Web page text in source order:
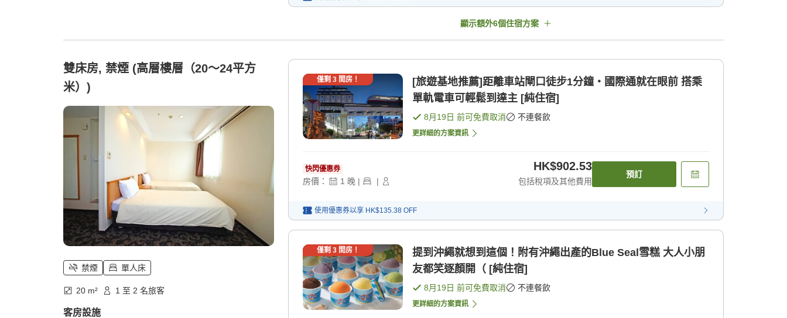
顯示額外6個住宿方案
雙床房, 禁煙 (高層樓層（20～24平方
米）)
禁煙 單人床
20 m² 1 至 2 名旅客
客房設施
僅剩 3間房！
[旅遊基地推薦]距離車站閘口徒步1分鐘・國際通就在眼前 搭乘
單軌電車可輕鬆到達主 [純住宿]
8月19日 前可免費取消 不連餐飲
更詳細的方案資訊
快閃優惠券
房價： 1 晚 | |
HK$902.53
包括稅項及其他費用
預訂
使用優惠券以享 HK$135.38 OFF
僅剩 3間房！
提到沖繩就想到這個！附有沖繩出產的Blue Seal雪糕 大人小朋
友都笑逐顏開（ [純住宿]
8月19日 前可免費取消 不連餐飲
更詳細的方案資訊